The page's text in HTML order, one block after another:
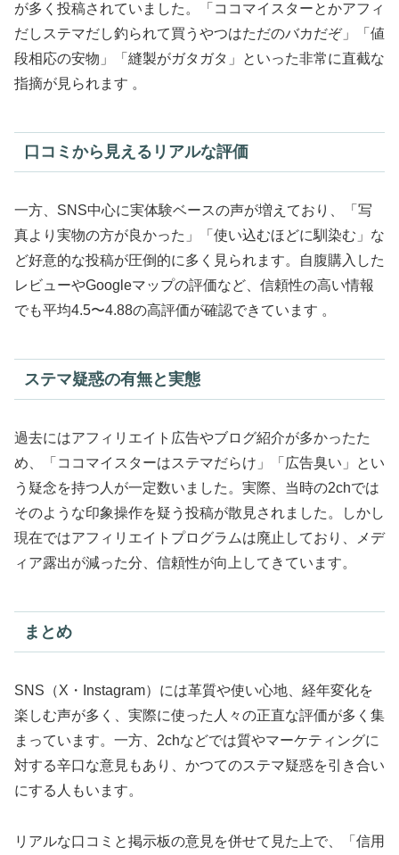
が多く投稿されていました。「ココマイスターとかアフィ
だしステマだし釣られて買うやつはただのバカだぞ」「値
段相応の安物」「縫製がガタガタ」といった非常に直截な
指摘が見られます 。
口コミから見えるリアルな評価
一方、SNS中心に実体験ベースの声が増えており、「写
真より実物の方が良かった」「使い込むほどに馴染む」な
ど好意的な投稿が圧倒的に多く見られます。自腹購入した
レビューやGoogleマップの評価など、信頼性の高い情報
でも平均4.5〜4.88の高評価が確認できています 。
ステマ疑惑の有無と実態
過去にはアフィリエイト広告やブログ紹介が多かったた
め、「ココマイスターはステマだらけ」「広告臭い」とい
う疑念を持つ人が一定数いました。実際、当時の2chでは
そのような印象操作を疑う投稿が散見されました。しかし
現在ではアフィリエイトプログラムは廃止しており、メデ
ィア露出が減った分、信頼性が向上してきています。
まとめ
SNS（X・Instagram）には革質や使い心地、経年変化を
楽しむ声が多く、実際に使った人々の正直な評価が多く集
まっています。一方、2chなどでは質やマーケティングに
対する辛口な意見もあり、かつてのステマ疑惑を引き合い
にする人もいます。
リアルな口コミと掲示板の意見を併せて見た上で、「信用